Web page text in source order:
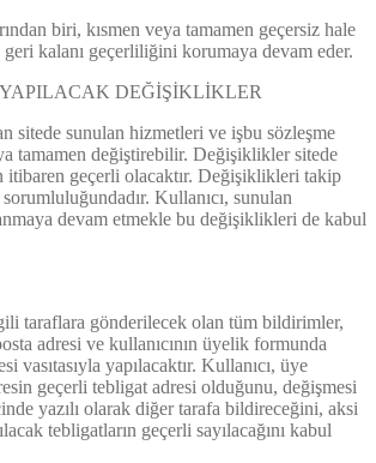
biri, kısmen veya tamamen geçersiz hale
kalanı geçerliliğini korumaya devam eder.
DEĞİŞİKLİKLER
sitede sunulan hizmetleri ve işbu sözleşme
tamamen değiştirebilir. Değişiklikler sitede
itibaren geçerli olacaktır. Değişiklikleri takip
sorumluluğundadır. Kullanıcı, sunulan
devam etmekle bu değişiklikleri de kabul
taraflara gönderilecek olan tüm bildirimler,
adresi ve kullanıcının üyelik formunda
vasıtasıyla yapılacaktır. Kullanıcı, üye
geçerli tebligat adresi olduğunu, değişmesi
yazılı olarak diğer tarafa bildireceğini, aksi
tebligatların geçerli sayılacağını kabul